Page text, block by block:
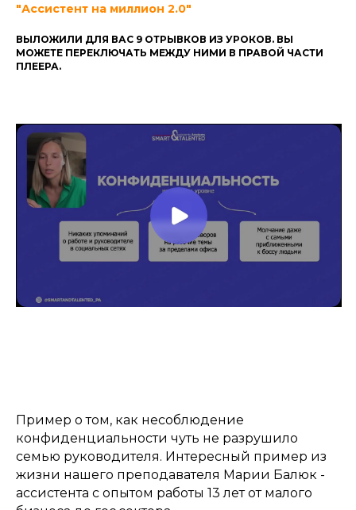
"Ассистент на миллион 2.0"
ВЫЛОЖИЛИ ДЛЯ ВАС 9 ОТРЫВКОВ ИЗ УРОКОВ. ВЫ
МОЖЕТЕ ПЕРЕКЛЮЧАТЬ МЕЖДУ НИМИ В ПРАВОЙ ЧАСТИ
ПЛЕЕРА.
Пример о том, как несоблюдение
конфиденциальности чуть не разрушило
семью руководителя. Интересный пример из
жизни нашего преподавателя Марии Балюк -
ассистента с опытом работы 13 лет от малого